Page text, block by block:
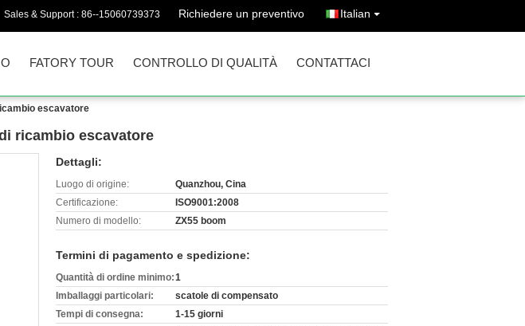
Sales & Support : 86--15060739373 Richiedere un preventivo Italian
FATORY TOUR CONTROLLO DI QUALITÀ CONTATTACI
escavatore
ricambio escavatore
Dettagli:
Luogo di origine:
Quanzhou, Cina
Certificazione:
ISO9001:2008
Numero di modello:
ZX55 boom
Termini di pagamento e spedizione:
Quantità di ordine minimo:1
Imballaggi particolari:
scatole di compensato
Tempi di consegna:
1-15 giorni